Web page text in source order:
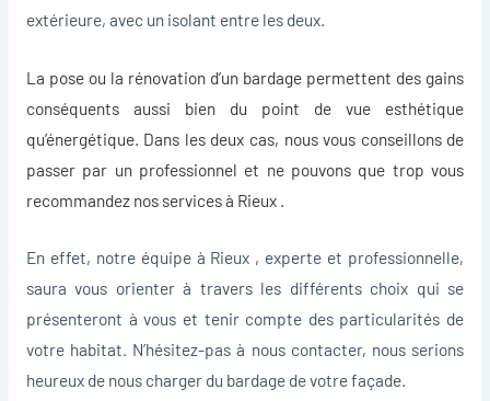
extérieure, avec un isolant entre les deux.
La pose ou la rénovation d’un bardage permettent des gains
conséquents aussi bien du point de vue esthétique
qu’énergétique. Dans les deux cas, nous vous conseillons de
passer par un professionnel et ne pouvons que trop vous
recommandez nos services à Rieux .
En effet, notre équipe à Rieux , experte et professionnelle,
saura vous orienter à travers les différents choix qui se
présenteront à vous et tenir compte des particularités de
votre habitat. N’hésitez-pas à nous contacter, nous serions
heureux de nous charger du bardage de votre façade.